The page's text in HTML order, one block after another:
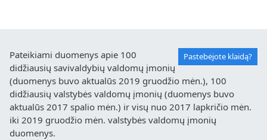
Pastebėjote klaidą?
Pateikiami duomenys apie 100
didžiausių savivaldybių valdomų įmonių
(duomenys buvo aktualūs 2019 gruodžio mėn.), 100
didžiausių valstybės valdomų įmonių (duomenys buvo
aktualūs 2017 spalio mėn.) ir visų nuo 2017 lapkričio mėn.
iki 2019 gruodžio mėn. valstybės valdomų įmonių
duomenys.